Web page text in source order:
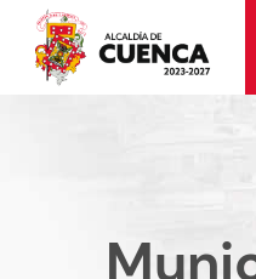
contenido
principal